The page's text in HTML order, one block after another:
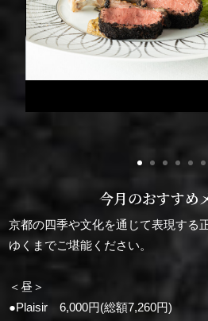
今月のおすすめ
京都の四季や文化を通じて表現する
ゆくまでご堪能ください。
＜昼＞
●Plaisir 6,000円(総額7,260円)